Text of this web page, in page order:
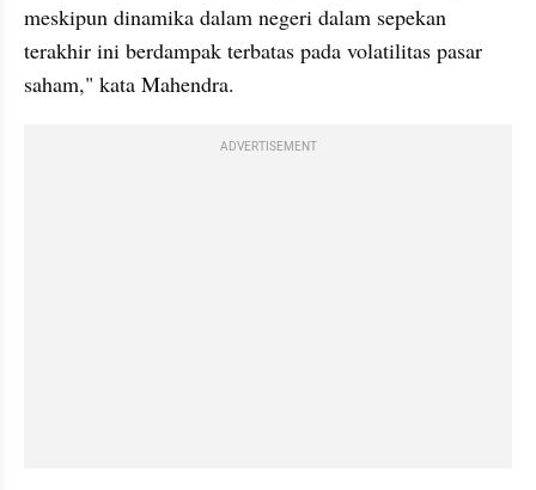
meskipun dinamika dalam negeri dalam sepekan
terakhir ini berdampak terbatas pada volatilitas pasar
saham," kata Mahendra.
ADVERTISEMENT